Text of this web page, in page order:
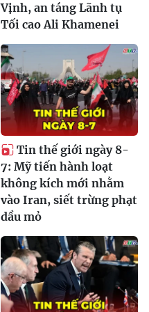
Vịnh, an táng Lãnh tụ
Tối cao Ali Khamenei
Tin thế giới ngày 8-
7: Mỹ tiến hành loạt
không kích mới nhằm
vào Iran, siết trừng phạt
dầu mỏ